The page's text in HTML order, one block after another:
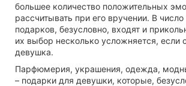
большее количество положительных
рассчитывать при его вручении. В
подарков, безусловно, входят и
их выбор несколько усложняется,
девушка.
Парфюмерия, украшения, одежда,
– подарки для девушки, которые,